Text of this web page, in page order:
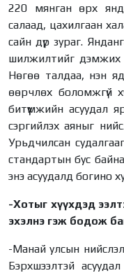
220 мянган өрх
салаад, цахилгаан
сайн дүр зураг.
шилжилтийг дэмжих
Нөгөө талдаа, нэн
өөрчлөх боломжгүй
битүүмжийн асуудал
сэргийлэх аяныг
Урьдчилсан
стандартын бус
энэ асуудалд богино
-Хотыг хүүхдэд
эхэлнэ гэж бодож
-Манай улсын нийслэл
Бэрхшээлтэй